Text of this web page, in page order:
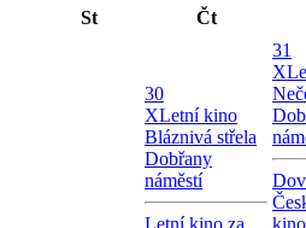
St Čt
30
XLetní kino
Bláznivá střela
Dobřany
náměstí
31
X